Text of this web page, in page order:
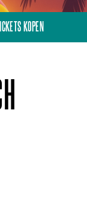
TICKETS KOPEN